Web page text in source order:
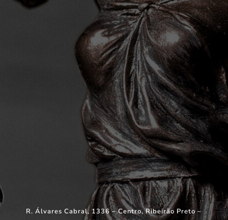
R. Álvares Cabral, 1336 – Centro, Ribeirão Preto –